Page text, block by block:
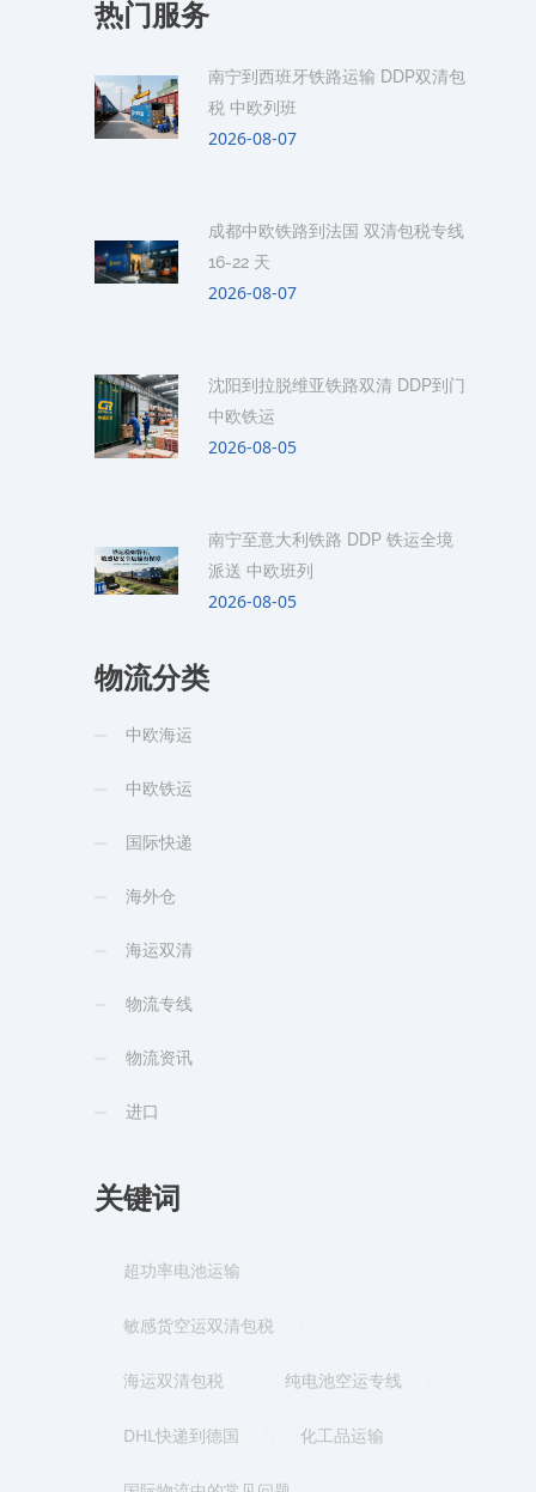
热门服务
南宁到西班牙铁路运输 DDP双清包
税 中欧列班
2026-08-07
成都中欧铁路到法国 双清包税专线
16-22 天
2026-08-07
沈阳到拉脱维亚铁路双清 DDP到门
中欧铁运
2026-08-05
南宁至意大利铁路 DDP 铁运全境
派送 中欧班列
2026-08-05
物流分类
中欧海运
中欧铁运
国际快递
海外仓
海运双清
物流专线
物流资讯
进口
关键词
超功率电池运输
敏感货空运双清包税
海运双清包税 纯电池空运专线
DHL快递到德国 化工品运输